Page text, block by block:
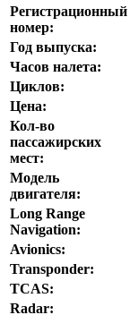
Регистрационный
номер:
Год выпуска:
Часов налета:
Циклов:
Цена:
Кол-во
пассажирских
мест:
Модель
двигателя:
Long Range
Navigation:
Avionics:
Transponder:
TCAS:
Radar: